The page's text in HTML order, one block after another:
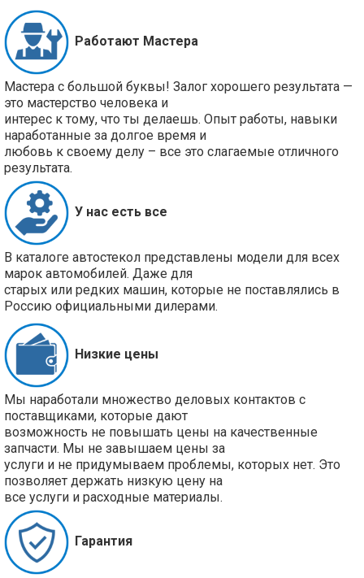
Работают Мастера
Мастера с большой буквы! Залог хорошего результата —
это мастерство человека и
интерес к тому, что ты делаешь. Опыт работы, навыки
наработанные за долгое время и
любовь к своему делу – все это слагаемые отличного
результата.
У нас есть все
В каталоге автостекол представлены модели для всех
марок автомобилей. Даже для
старых или редких машин, которые не поставлялись в
Россию официальными дилерами.
Низкие цены
Мы наработали множество деловых контактов с
поставщиками, которые дают
возможность не повышать цены на качественные
запчасти. Мы не завышаем цены за
услуги и не придумываем проблемы, которых нет. Это
позволяет держать низкую цену на
все услуги и расходные материалы.
Гарантия